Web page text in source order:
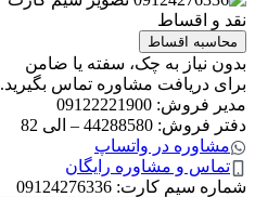
نقد و اقساط
محاسبه اقساط
بدون نیاز به چک، سفته یا ضامن
برای دریافت مشاوره تماس بگیرید.
مدیر فروش: 09122221900
دفتر فروش: 44288580 – الی 82
مشاوره در واتساپ
تماس و مشاوره رایگان
شماره سیم کارت: 09124276336